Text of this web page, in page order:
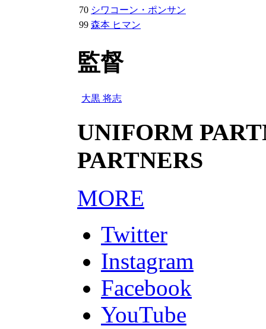
70 シワコーン・ポンサン
99 森本 ヒマン
監督
大黒 将志
UNIFORM
PARTNERS
MORE
Twitter
Instagram
Facebook
YouTube